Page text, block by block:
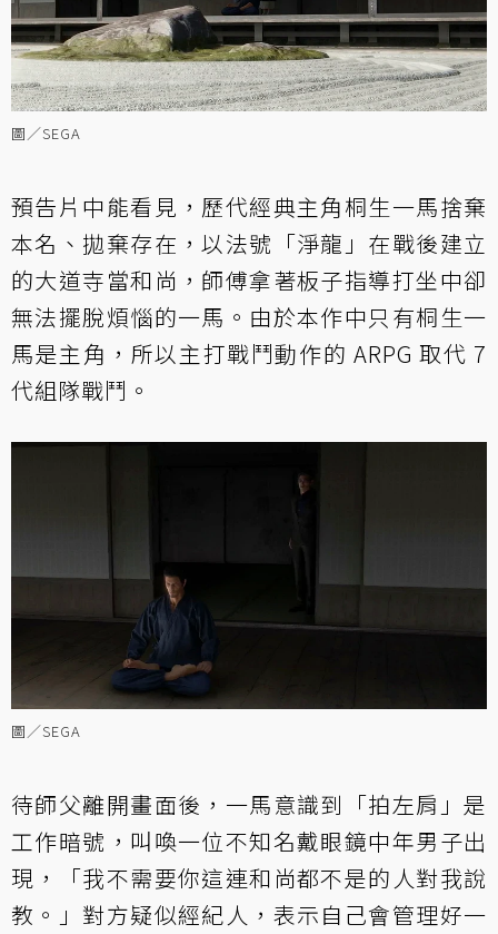
圖／SEGA
預告片中能看見，歷代經典主角桐生一馬捨棄
本名、拋棄存在，以法號「淨龍」在戰後建立
的大道寺當和尚，師傅拿著板子指導打坐中卻
無法擺脫煩惱的一馬。由於本作中只有桐生一
馬是主角，所以主打戰鬥動作的 ARPG 取代 7
代組隊戰鬥。
圖／SEGA
待師父離開畫面後，一馬意識到「拍左肩」是
工作暗號，叫喚一位不知名戴眼鏡中年男子出
現，「我不需要你這連和尚都不是的人對我說
教。」對方疑似經紀人，表示自己會管理好一